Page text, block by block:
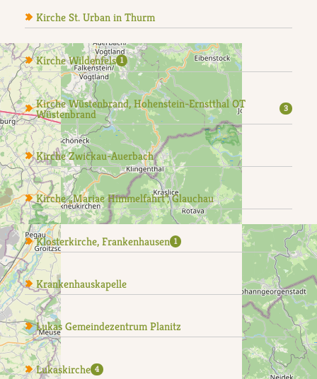
Kirche St. Urban in Thurm
Kirche Wildenfels 1
Kirche Wüstenbrand, Hohenstein-Ernstthal OT
Wüstenbrand 3
Kirche Zwickau-Auerbach
Kirche „Mariae Himmelfahrt”, Glauchau
Klosterkirche, Frankenhausen 1
Krankenhauskapelle
Lukas Gemeindezentrum Planitz
Lukaskirche 4